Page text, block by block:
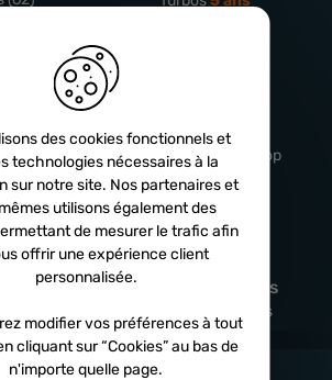
professionnel
De 8h à 17h Non-stop
Paiement en
fois
Sécurisé, sans frais
des cookies fonctionnels et
technologies nécessaires à la
sur notre site. Nos partenaires et
utilisons également des
de mesurer le trafic afin
offrir une expérience client
personnalisée.
modifier vos préférences à tout
cliquant sur “Cookies” au bas de
n'importe quelle page.